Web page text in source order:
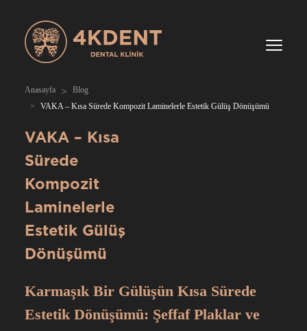
Anasayfa
Blog
VAKA – Kısa Sürede Kompozit Laminelerle Estetik Gülüş Dönüşümü
VAKA – Kısa
Sürede
Kompozit
Laminelerle
Estetik Gülüş
Dönüşümü
Karmaşık Bir Gülüşün Kısa Sürede
Estetik Dönüşümü: Şeffaf Plaklar ve